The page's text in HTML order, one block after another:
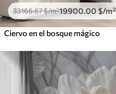
33166.67$/m²19900 .00 $/m²
Ciervo en el bosque mágico